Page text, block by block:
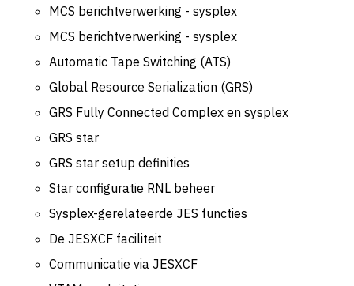
MCS berichtverwerking - sysplex
MCS berichtverwerking - sysplex
Automatic Tape Switching (ATS)
Global Resource Serialization (GRS)
GRS Fully Connected Complex en sysplex
GRS star
GRS star setup definities
Star configuratie RNL beheer
Sysplex-gerelateerde JES functies
De JESXCF faciliteit
Communicatie via JESXCF